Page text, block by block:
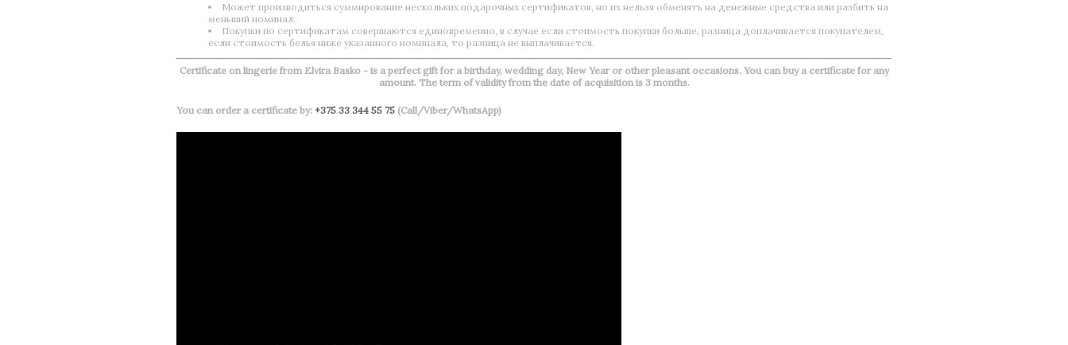
Может производиться суммирование нескольких подарочных сертификатов, но их нельзя обменять на денежные средства или разбить на
меньший номинал.
Покупки по сертификатам совершаются единовременно, в случае если стоимость покупки больше, разница доплачивается покупателем,
если стоимость белья ниже указанного номинала, то разница не выплачивается.
Certificate on lingerie from Elvira Basko - is a perfect gift for a birthday, wedding day, New Year or other pleasant occasions. You can buy a certificate for any
amount. The term of validity from the date of acquisition is 3 months.
You can order a certificate by: +375 33 344 55 75 (Call/Viber/WhatsApp)